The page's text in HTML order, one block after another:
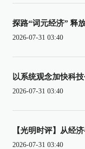
探路“词元经济” 释
2026-07-31 03:40
以系统观念加快科
2026-07-31 03:40
【光明时评】从经
2026-07-31 03:40